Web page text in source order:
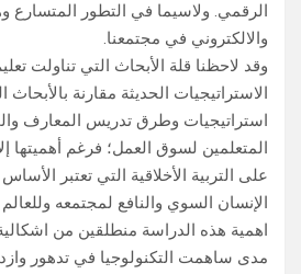
الرقمي. ولاسيما في التطور المتسارع
والالكتروني في مجتمعنا.
وقد لاحظنا قلة الأبحاث التي تناولت
الاستراتيجيات الحديثة مقارنة بالأبحاث
استراتيجيات وطرق تدريس المعارف
المتعلمين لسوق العمل؛ فرغم أهميتها
على التربية الأخلاقية التي تعتبر
الإنسان السوي والنافع لمجتمعه
اهمية هذه الدراسة منطلقين من
مدى ساهمت التكنولوجيا في تدهور